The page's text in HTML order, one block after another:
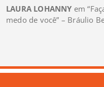
LAURA LOHANNY em
medo de você” – Bráulio